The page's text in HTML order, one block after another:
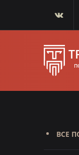
ВСЕ